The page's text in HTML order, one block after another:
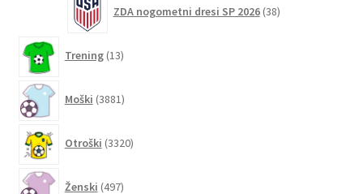
ZDA nogometni dresi SP 2026 38izdelkov
Trening 13izdelkov
Moški 3881izdelkov
Otroški 3320izdelkov
Ženski 497